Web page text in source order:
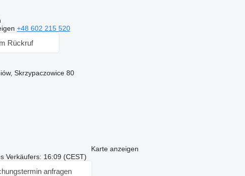
+48 602 215 520
Rückruf
Skrzypaczowice 80
Karte anzeigen
Verkäufers: 16:09 (CEST)
anfragen